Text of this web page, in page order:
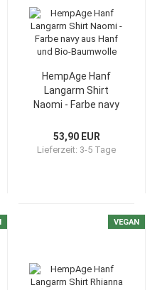
HempAge Hanf
Langarm Shirt
Naomi - Farbe navy
Baumwolle
53,90 EUR
Lieferzeit: 3-5 Tage
VEGAN